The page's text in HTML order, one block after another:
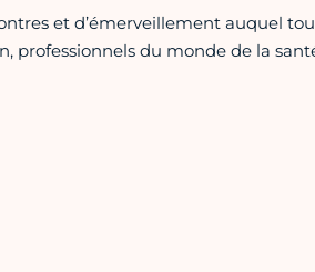
et d’émerveillement auquel
professionnels du monde de la